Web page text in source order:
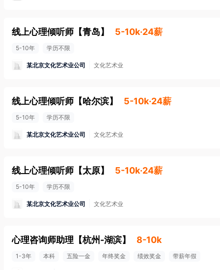
线上心理倾听师 【青岛】 5-10k·24薪
5-10年 学历不限
某北京文化艺术业公司 文化艺术业
线上心理倾听师 【哈尔滨】 5-10k·24薪
5-10年 学历不限
某北京文化艺术业公司 文化艺术业
线上心理倾听师 【太原】 5-10k·24薪
5-10年 学历不限
某北京文化艺术业公司 文化艺术业
心理咨询师助理 【杭州-湖滨】 8-10k
1-3年 本科 五险一金 年终奖金 绩效奖金 带薪年假